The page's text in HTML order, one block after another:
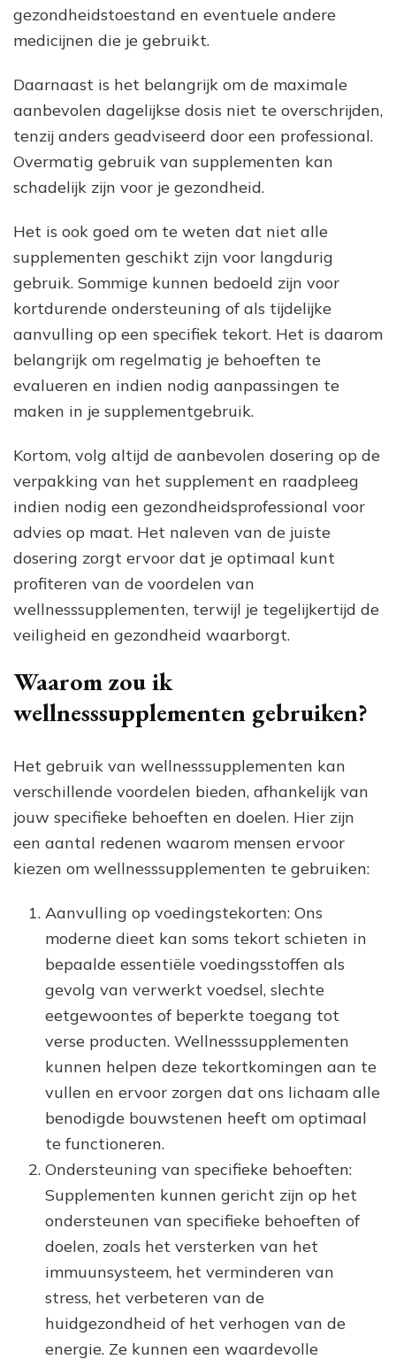
gezondheidstoestand en eventuele andere
medicijnen die je gebruikt.
Daarnaast is het belangrijk om de maximale
aanbevolen dagelijkse dosis niet te overschrijden,
tenzij anders geadviseerd door een professional.
Overmatig gebruik van supplementen kan
schadelijk zijn voor je gezondheid.
Het is ook goed om te weten dat niet alle
supplementen geschikt zijn voor langdurig
gebruik. Sommige kunnen bedoeld zijn voor
kortdurende ondersteuning of als tijdelijke
aanvulling op een specifiek tekort. Het is daarom
belangrijk om regelmatig je behoeften te
evalueren en indien nodig aanpassingen te
maken in je supplementgebruik.
Kortom, volg altijd de aanbevolen dosering op de
verpakking van het supplement en raadpleeg
indien nodig een gezondheidsprofessional voor
advies op maat. Het naleven van de juiste
dosering zorgt ervoor dat je optimaal kunt
profiteren van de voordelen van
wellnesssupplementen, terwijl je tegelijkertijd de
veiligheid en gezondheid waarborgt.
Waarom zou ik
wellnesssupplementen gebruiken?
Het gebruik van wellnesssupplementen kan
verschillende voordelen bieden, afhankelijk van
jouw specifieke behoeften en doelen. Hier zijn
een aantal redenen waarom mensen ervoor
kiezen om wellnesssupplementen te gebruiken:
Aanvulling op voedingstekorten: Ons
moderne dieet kan soms tekort schieten in
bepaalde essentiële voedingsstoffen als
gevolg van verwerkt voedsel, slechte
eetgewoontes of beperkte toegang tot
verse producten. Wellnesssupplementen
kunnen helpen deze tekortkomingen aan te
vullen en ervoor zorgen dat ons lichaam alle
benodigde bouwstenen heeft om optimaal
te functioneren.
Ondersteuning van specifieke behoeften:
Supplementen kunnen gericht zijn op het
ondersteunen van specifieke behoeften of
doelen, zoals het versterken van het
immuunsysteem, het verminderen van
stress, het verbeteren van de
huidgezondheid of het verhogen van de
energie. Ze kunnen een waardevolle